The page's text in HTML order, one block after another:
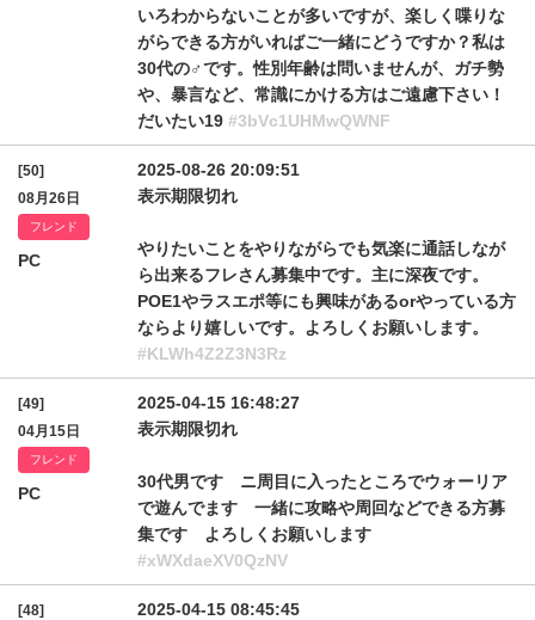
いろわからないことが多いですが、楽しく喋りな
がらできる方がいればご一緒にどうですか？私は
30代の♂です。性別年齢は問いませんが、ガチ勢
や、暴言など、常識にかける方はご遠慮下さい！
だいたい19 #3bVc1UHMwQWNF
[50]
08月26日
フレンド
PC
2025-08-26 20:09:51
表示期限切れ
やりたいことをやりながらでも気楽に通話しなが
ら出来るフレさん募集中です。主に深夜です。
POE1やラスエポ等にも興味があるorやっている方
ならより嬉しいです。よろしくお願いします。
#KLWh4Z2Z3N3Rz
[49]
04月15日
フレンド
PC
2025-04-15 16:48:27
表示期限切れ
30代男です ニ周目に入ったところでウォーリア
で遊んでます 一緒に攻略や周回などできる方募
集です よろしくお願いします
#xWXdaeXV0QzNV
[48]
2025-04-15 08:45:45